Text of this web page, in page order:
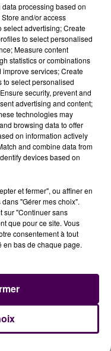
scène du centre
sont les suivants :
réduit, 20 euros
les"jeunes". La
vingt minutes, sans
le 12
20.
Terra Botanica !
processing based on
and/or access
select advertising; Create
to select personalised
Measure content
statistics or combinations
services; Create
to select personalised
security, prevent and
advertising and content;
technologies may
browsing data to offer
on information actively
and combine data from
devices based on
et fermer", ou affiner en
"Gérer mes choix".
sur "Continuer sans
que pour ce site. Vous
consentement à tout
en bas de chaque page.